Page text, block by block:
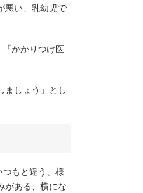
悪い、乳幼児で
かかりつけ医
ましょう」とし
もと違う、様
がある、横にな